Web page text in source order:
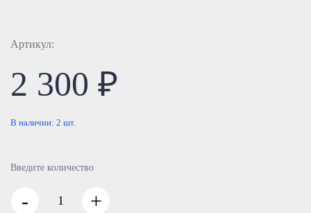
Артикул:
2 300 ₽
В наличии: 2 шт.
Введите количество
- +